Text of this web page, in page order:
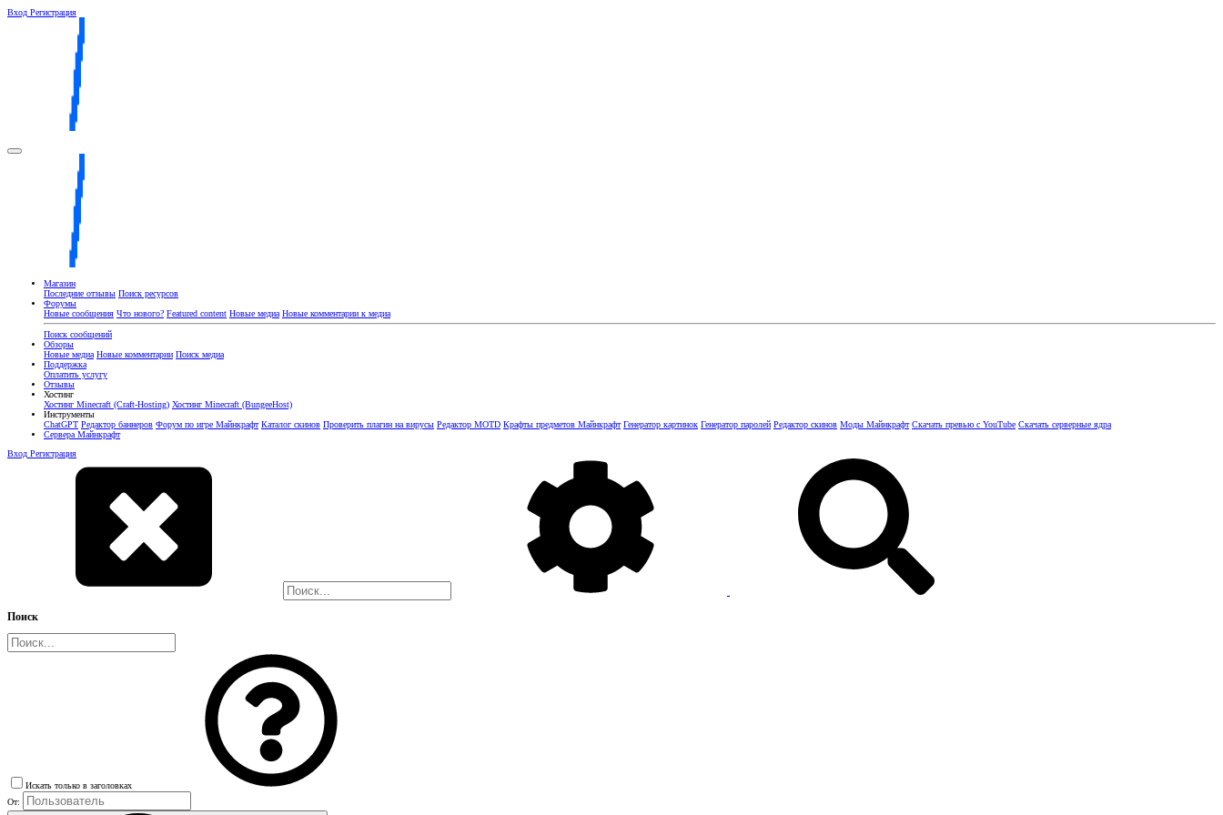
Вход Регистрация
Магазин
Последние отзывы Поиск ресурсов
Форумы
Новые сообщения Что нового? Featured content Новые медиа Новые комментарии к медиа
Поиск сообщений
Обзоры
Новые медиа Новые комментарии Поиск медиа
Поддержка
Оплатить услугу
Отзывы
Хостинг
Хостинг Minecraft (Craft-Hosting) Хостинг Minecraft (BungeeHost)
Инструменты
ChatGPT Редактор баннеров Форум по игре Майнкрафт Каталог скинов Проверить плагин на вирусы Редактор MOTD Крафты предметов Майнкрафт Генератор картинок Генератор паролей Редактор скинов Моды Майнкрафт Скачать превью с YouTube Скачать серверные ядра
Сервера Майнкрафт
Вход Регистрация
Поиск
Искать только в заголовках
От: